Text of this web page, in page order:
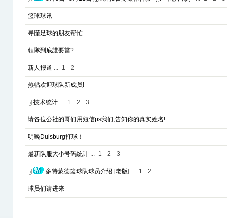
篮球球讯
寻懂足球的朋友帮忙
領隊到底誰要當?
新人报道 ... 1 2
热帖欢迎球队新成员!
技术统计 ... 1 2 3
请各位公社的哥们用短信ps我们,告知你的真实姓名!
明晚Duisburg打球！
最新队服大小号码统计 ... 1 2 3
多特蒙德篮球队球员介绍 [老版] ... 1 2
球员们请进来